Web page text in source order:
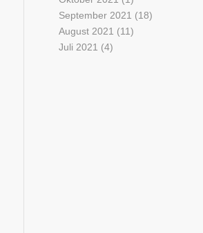
September 2021 (18)
August 2021 (11)
Juli 2021 (4)